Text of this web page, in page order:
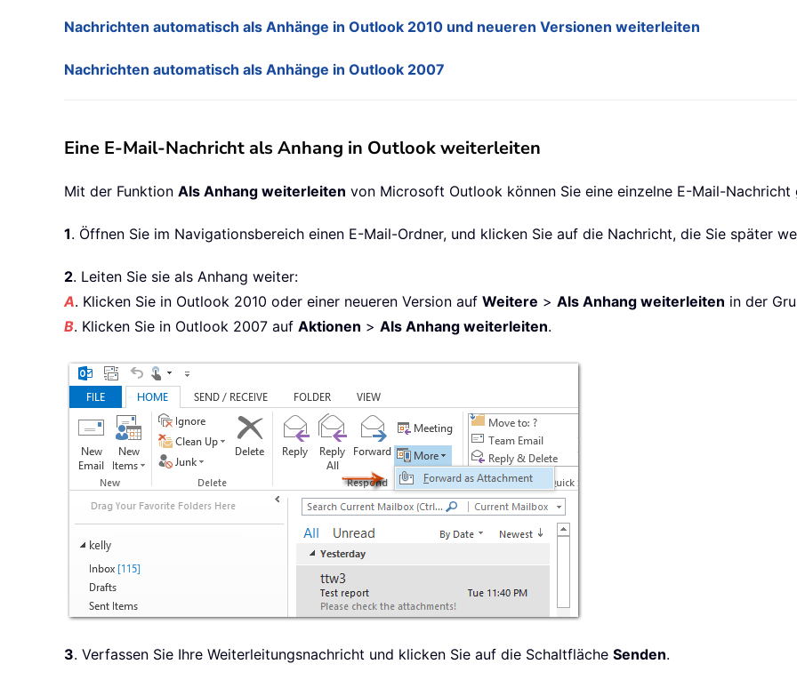
Nachrichten automatisch als Anhänge in Outlook 2010 und neueren Versionen weiterleiten
Nachrichten automatisch als Anhänge in Outlook 2007
Eine E-Mail-Nachricht als Anhang in Outlook weiterleiten
Mit der Funktion Als Anhang weiterleiten von Microsoft Outlook können Sie eine einzelne E-Mail-
1. Öffnen Sie im Navigationsbereich einen E-Mail-Ordner, und klicken Sie auf die Nachricht, die Sie später
2. Leiten Sie sie als Anhang weiter:
A. Klicken Sie in Outlook 2010 oder einer neueren Version auf Weitere > Als Anhang weiterleiten in der
B. Klicken Sie in Outlook 2007 auf Aktionen > Als Anhang weiterleiten.
3. Verfassen Sie Ihre Weiterleitungsnachricht und klicken Sie auf die Schaltfläche Senden.